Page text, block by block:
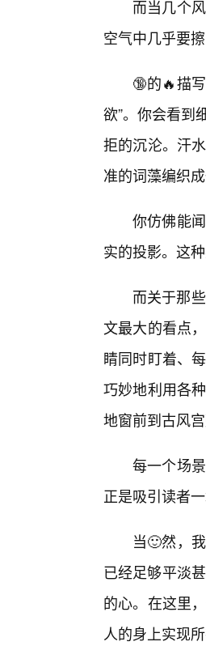
而当几个
空气中几乎要
🔞的🔥描
欲”。你会看到
拒的沉沦。汗
准的词藻编织
你仿佛能
实的投影。这
而关于那
文最大的看点
睛同时盯着、
巧妙地利用各
地窗前到古风
每一个场
正是吸引读者
当🙂然，
已经足够平淡
的心。在这里
人的身上实现